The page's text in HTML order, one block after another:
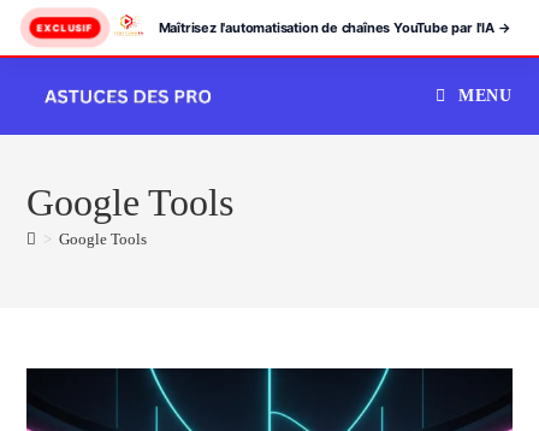
EXCLUSIF Maîtrisez l'automatisation de chaînes YouTube par l'IA →
content
MENU
Google Tools
> Google Tools